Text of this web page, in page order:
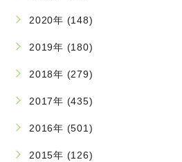
2020年 (148)
2019年 (180)
2018年 (279)
2017年 (435)
2016年 (501)
2015年 (126)